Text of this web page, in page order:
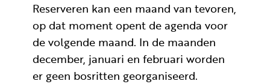
Reserveren kan een maand van tevoren,
op dat moment opent de agenda voor
de volgende maand. In de maanden
december, januari en februari worden
er geen bosritten georganiseerd.